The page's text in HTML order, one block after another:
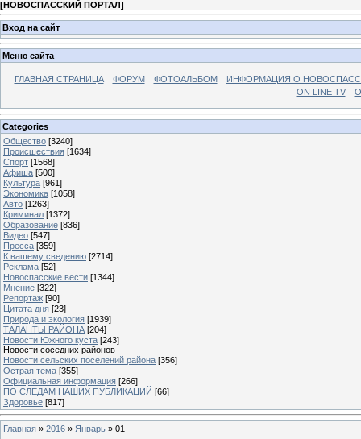
[НОВОСПАССКИЙ ПОРТАЛ]
Вход на сайт
Меню сайта
ГЛАВНАЯ СТРАНИЦА ФОРУМ ФОТОАЛЬБОМ
ИНФОРМАЦИЯ О
ON LINE TV
Categories
Общество [3240]
Происшествия [1634]
Спорт [1568]
Афиша [500]
Культура [961]
Экономика [1058]
Авто [1263]
Криминал [1372]
Образование [836]
Видео [547]
Пресса [359]
К вашему сведению [2714]
Реклама [52]
Новоспасские вести [1344]
Мнение [322]
Репортаж [90]
Цитата дня [23]
Природа и экология [1939]
ТАЛАНТЫ РАЙОНА [204]
Новости Южного куста [243]
Новости соседних районов
Новости сельских поселений района [356]
Острая тема [355]
Официальная информация [266]
ПО СЛЕДАМ НАШИХ ПУБЛИКАЦИЙ [66]
Здоровье [817]
Главная » 2016 » Январь » 01